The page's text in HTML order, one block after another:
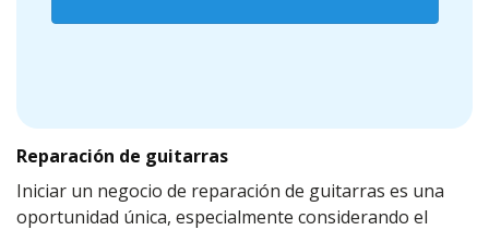
Reparación de guitarras
Iniciar un negocio de reparación de guitarras es una
oportunidad única, especialmente considerando el